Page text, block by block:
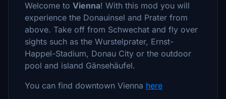
Welcome to Vienna! With this mod you will
experience the Donauinsel and Prater from
above. Take off from Schwechat and fly over
sights such as the Wurstelprater, Ernst-
Happel-Stadium, Donau City or the outdoor
pool and island Gänsehäufel.
You can find downtown Vienna here